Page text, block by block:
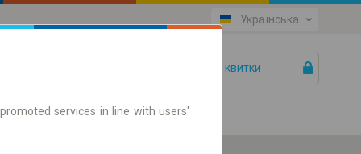
Українська
Ваші квитки
services in line with users'